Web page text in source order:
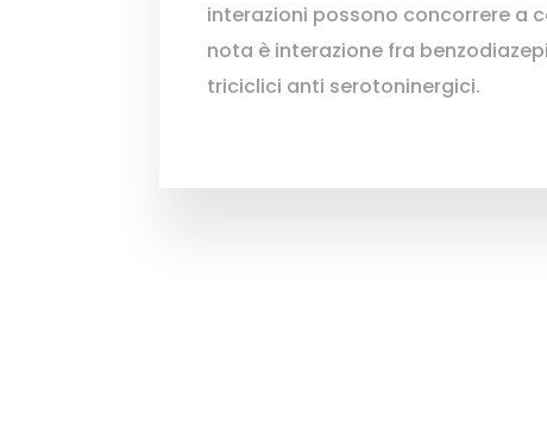
interazioni possono concorrere a
nota è interazione fra
triciclici anti serotoninergici.